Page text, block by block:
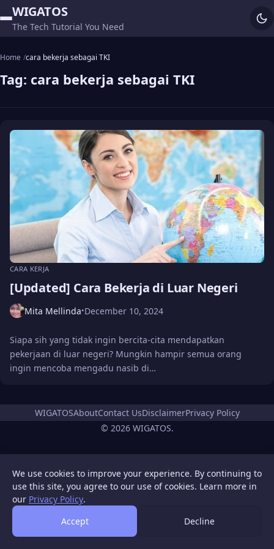
WIGATOS
The Tech Tutorial You Need
Home cara bekerja sebagai TKI
Tag: cara bekerja sebagai TKI
CARA KERJA
[Updated] Cara Bekerja di Luar Negeri
Mita Mellinda•December 10, 2024
Siapa sih yang tidak ingin bercita-cita mendapatkan
pekerjaan di luar negeri? Mungkin hampir semua orang
ingin mencoba mengadu nasib di…
WIGATOSAboutContact UsDisclaimerPrivacy Policy
© 2026 WIGATOS.
We use cookies to improve your experience. By continuing to
use this site, you agree to our use of cookies. Learn more in
our Privacy Policy.
Accept
Decline